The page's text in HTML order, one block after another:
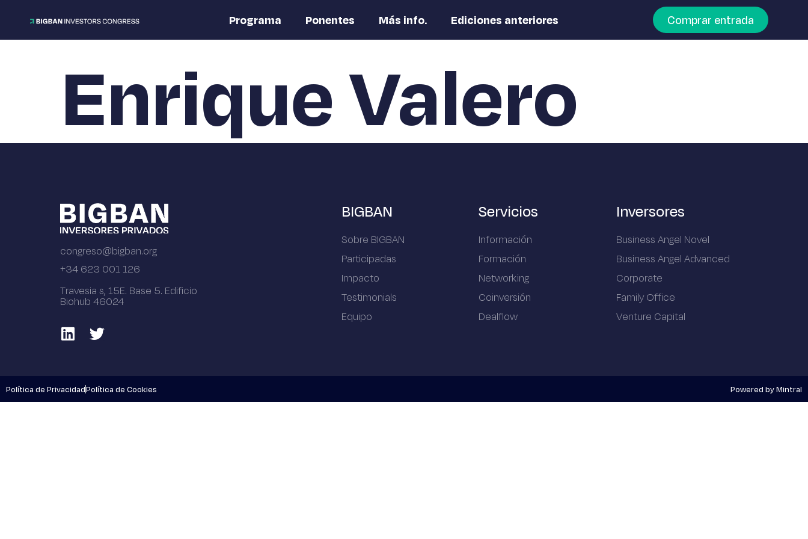
Programa Ponentes Más info. Ediciones anteriores Comprar entrada
Enrique Valero
congreso@bigban.org
+34 623 001 126
Travesia s, 15E. Base 5. Edificio
Biohub 46024
BIGBAN
Sobre BIGBAN
Participadas
Impacto
Testimonials
Equipo
Servicios
Información
Formación
Networking
Coinversión
Dealflow
Inversores
Business Angel Novel
Business Angel Advanced
Corporate
Family Office
Venture Capital
Política de PrivacidadPolítica de Cookies Powered by Mintral